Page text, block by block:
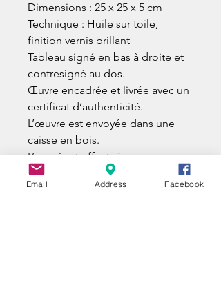
Dimensions : 25 x 25 x 5 cm
Technique : Huile sur toile,
finition vernis brillant
Tableau signé en bas à droite et
contresigné au dos.
Œuvre encadrée et livrée avec un
certificat d’authenticité.
L’œuvre est envoyée dans une
caisse en bois.
L’envoi est effectué par un
transporteur spécialisé, avec
assurance et numéro de suivi.
Email Address Facebook